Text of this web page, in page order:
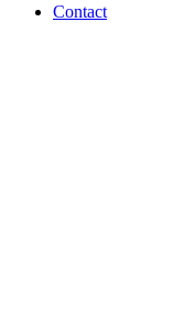
Contact